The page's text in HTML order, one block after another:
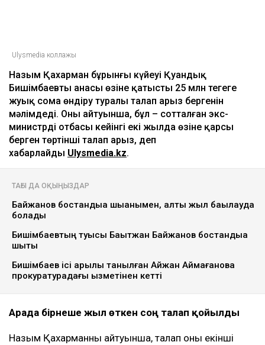
Ulysmedia коллажы
Назым Қахарман бұрынғы күйеуі Қуандық
Бишімбаевтың анасы өзіне қатысты 25 млн теңгеге
жуық сома өндіру туралы талап арыз бергенін
мәлімдеді. Оның айтуынша, бұл – сотталған экс-
министрдің отбасы кейінгі екі жылда өзіне қарсы
берген төртінші талап арыз, деп
хабарлайды Ulysmedia.kz.
ТАҒЫ ДА ОҚЫҢЫЗДАР
Байжанов бостандыққа шыққанымен, алты жыл бақылауда
болады
Бишімбаевтың туысы Бақытжан Байжанов бостандыққа
шықты
Бишімбаев ісі арқылы танылған Айжан Аймағанова
прокуратурадағы қызметінен кетті
Арада бірнеше жыл өткен соң талап қойылды
Назым Қахарманның айтуынша, талап оның екінші